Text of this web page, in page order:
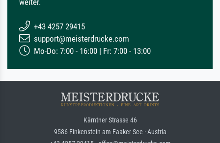
+43 4257 29415
support@meisterdrucke.com
Mo-Do: 7:00 - 16:00 | Fr: 7:00 - 13:00
Kärntner Strasse 46
9586 Finkenstein am Faaker See · Austria